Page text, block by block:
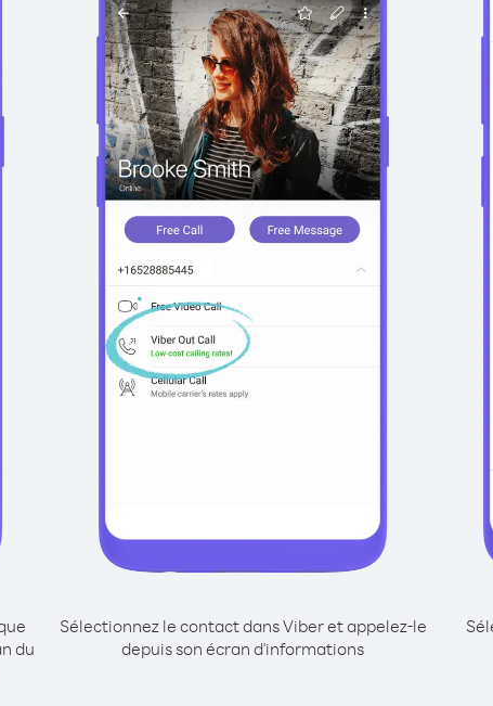
du
Sélectionnez le contact dans Viber et appelez-le
depuis son écran d'informations